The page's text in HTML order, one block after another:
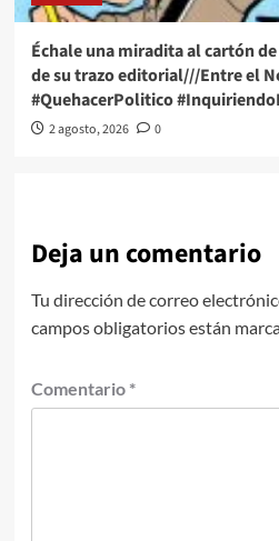
Échale una miradita al cartón
de su trazo editorial///Entre el
#QuehacerPolitico
2 agosto, 2026 0
Deja un comentario
Tu dirección de correo
campos obligatorios están
Comentario *